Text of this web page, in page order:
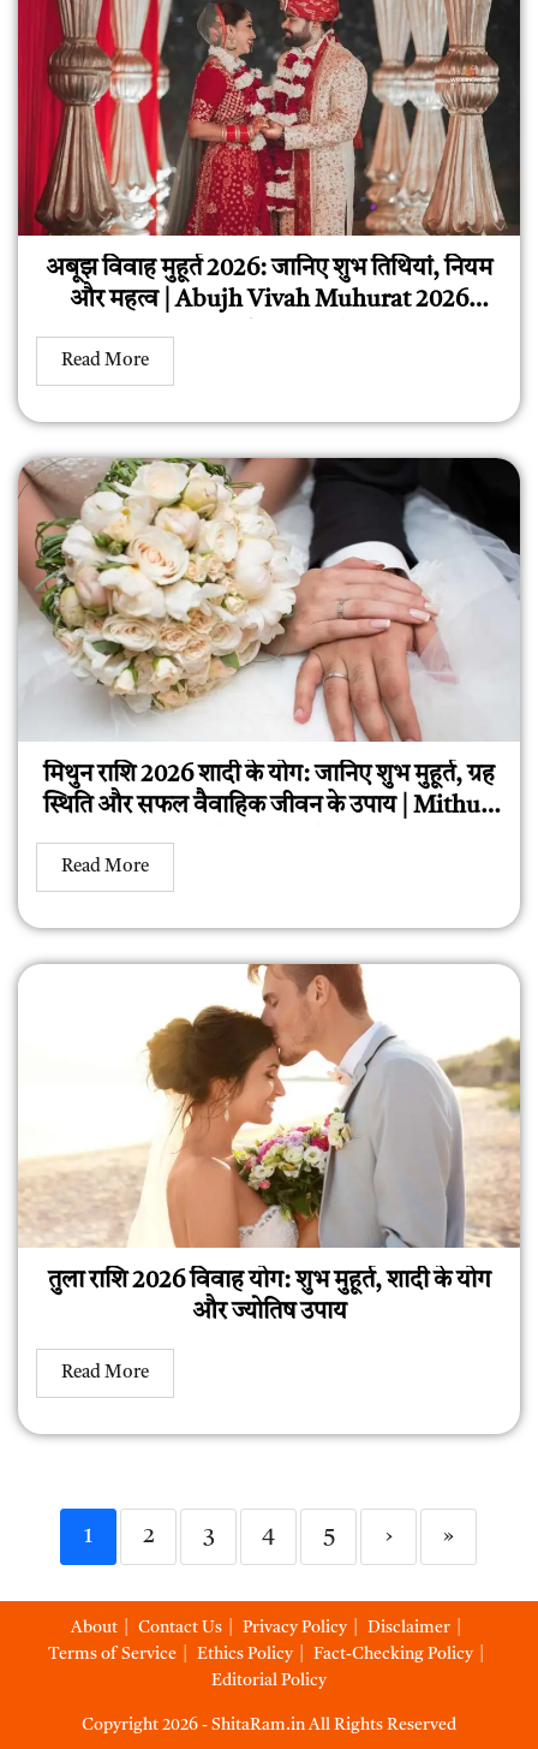
अबूझ विवाह मुहूर्त 2026: जानिए शुभ तिथियां, नियम
और महत्व | Abujh Vivah Muhurat 2026
Read More
मिथुन राशि 2026 शादी के योग: जानिए शुभ मुहूर्त, ग्रह
स्थिति और सफल वैवाहिक जीवन के उपाय | Mithun
Read More
तुला राशि 2026 विवाह योग: शुभ मुहूर्त, शादी के योग
और ज्योतिष उपाय
Read More
1 2 3 4 5 › »
About Contact Us Privacy Policy
Disclaimer
Terms of Service
Ethics Policy
Fact-Checking Policy
Editorial Policy
Copyright 2026 - ShitaRam.in All Rights Reserved